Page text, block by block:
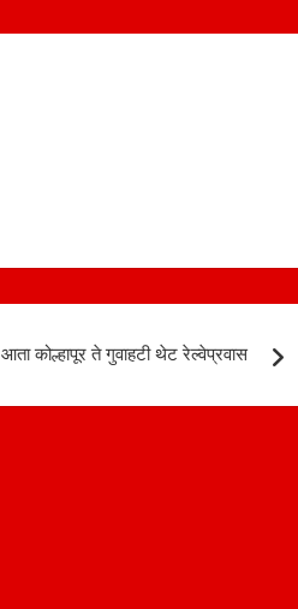
आता कोल्हापूर ते गुवाहटी थेट रेल्वेप्रवास